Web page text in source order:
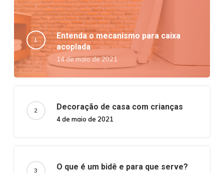
Entenda o mecanismo para caixa
acoplada
14 de maio de 2021
Decoração de casa com crianças
4 de maio de 2021
O que é um bidê e para que serve?